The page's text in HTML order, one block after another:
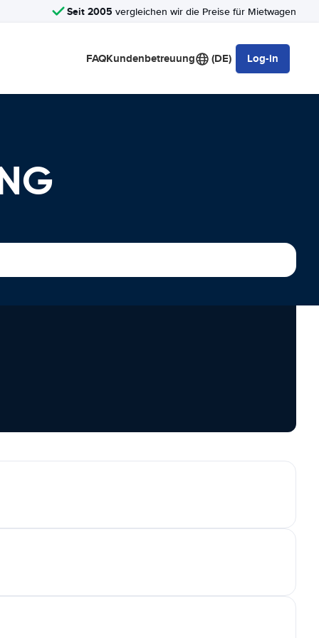
Seit 2005 vergleichen wir die Preise für Mietwagen
FAQKundenbetreuung (DE) Log-in